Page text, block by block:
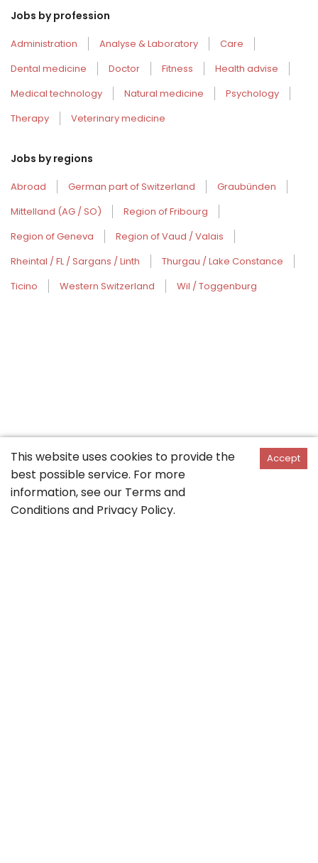
Jobs by profession
Administration Analyse & Laboratory
Care
Dental medicine
Doctor Fitness
Health advise
Medical technology
Natural medicine
Psychology
Therapy
Veterinary medicine
Jobs by regions
Abroad German part of Switzerland
Graubünden
Mittelland (AG / SO)
Region of Fribourg
Region of Geneva
Region of Vaud / Valais
Rheintal / FL / Sargans / Linth
Thurgau / Lake Constance
Ticino
Western Switzerland Wil / Toggenburg
This website uses cookies to provide the
best possible service. For more
information, see our Terms and
Conditions and Privacy Policy.
Accept